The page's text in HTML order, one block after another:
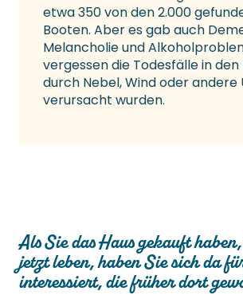
etwa 350 von den 2.000
Booten. Aber es gab auch
Melancholie und
vergessen die Todesfälle in den
durch Nebel, Wind oder andere
verursacht wurden.
Als Sie das Haus gekauft
jetzt leben, haben Sie sich da
interessiert, die früher dort